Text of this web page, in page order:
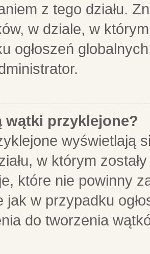
z tego działu.
w dziale, w
ogłoszeń
wątki przyklejone?
wyświetlają
w którym
które nie powinny
jak w przypadku
do tworzenia